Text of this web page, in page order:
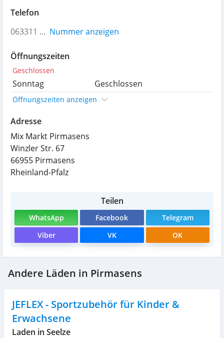
Telefon
063311 ... Nummer anzeigen
Öffnungszeiten
Geschlossen
Sonntag Geschlossen
Öffnungszeiten anzeigen
Adresse
Mix Markt Pirmasens
Winzler Str. 67
66955 Pirmasens
Rheinland-Pfalz
Teilen
WhatsApp Facebook
Telegram
Viber
VK OK
Andere Läden in Pirmasens
JEFLEX - Sportzubehör für Kinder &
Erwachsene
Laden in Seelze